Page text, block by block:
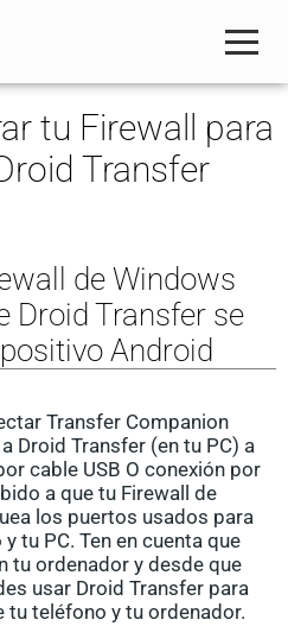
tu Firewall para
Transfer
de Windows
Droid Transfer se
Android
Transfer Companion
Droid Transfer (en tu PC) a
cable USB O conexión por
a que tu Firewall de
los puertos usados para
tu PC. Ten en cuenta que
tu ordenador y desde que
usar Droid Transfer para
teléfono y tu ordenador.